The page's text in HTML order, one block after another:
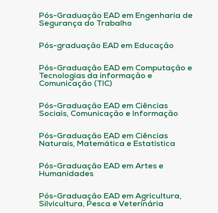
Pós-Graduação EAD em Engenharia de
Segurança do Trabalho
Pós-graduação EAD em Educação
Pós-Graduação EAD em Computação e
Tecnologias da informação e
Comunicação (TIC)
Pós-Graduação EAD em Ciências
Sociais, Comunicação e Informação
Pós-Graduação EAD em Ciências
Naturais, Matemática e Estatística
Pós-Graduação EAD em Artes e
Humanidades
Pós-Graduação EAD em Agricultura,
Silvicultura, Pesca e Veterinária